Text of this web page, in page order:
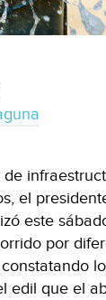
el
este
por
edil que el